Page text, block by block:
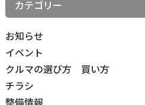
カテゴリー
お知らせ
イベント
クルマの選び方 買い方
チラシ
整備情報